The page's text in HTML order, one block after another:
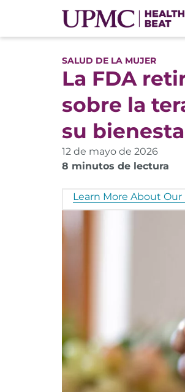
SALUD DE LA MUJER
La FDA
sobre la
su
12 de mayo de 2026
8 minutos de lectura
Learn More About